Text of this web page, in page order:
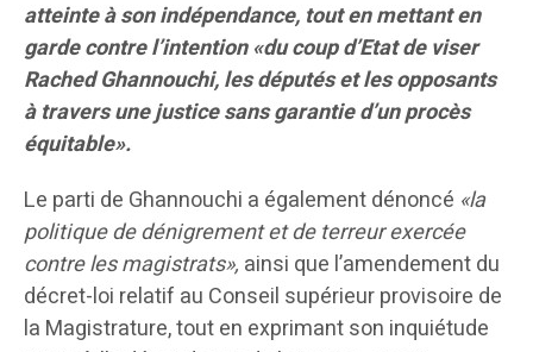
atteinte à son indépendance, tout en mettant en
garde contre l’intention «du coup d’Etat de viser
Rached Ghannouchi, les députés et les opposants
à travers une justice sans garantie d’un procès
équitable».
Le parti de Ghannouchi a également dénoncé «la
politique de dénigrement et de terreur exercée
contre les magistrats», ainsi que l’amendement du
décret-loi relatif au Conseil supérieur provisoire de
la Magistrature, tout en exprimant son inquiétude